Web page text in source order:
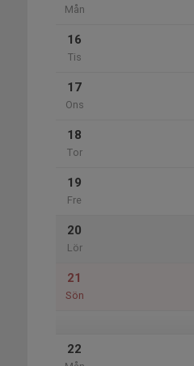
Mån
16
Tis
17
Ons
18
Tor
19
Fre
20
Lör
21
Sön
22